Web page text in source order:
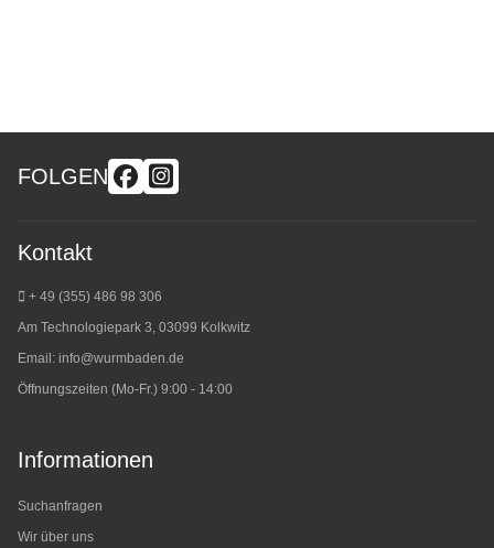
FOLGEN
Kontakt
+ 49 (355) 486 98 306
Am Technologiepark 3, 03099 Kolkwitz
Email: info@wurmbaden.de
Öffnungszeiten (Mo-Fr.) 9:00 - 14:00
Informationen
Suchanfragen
Wir über uns